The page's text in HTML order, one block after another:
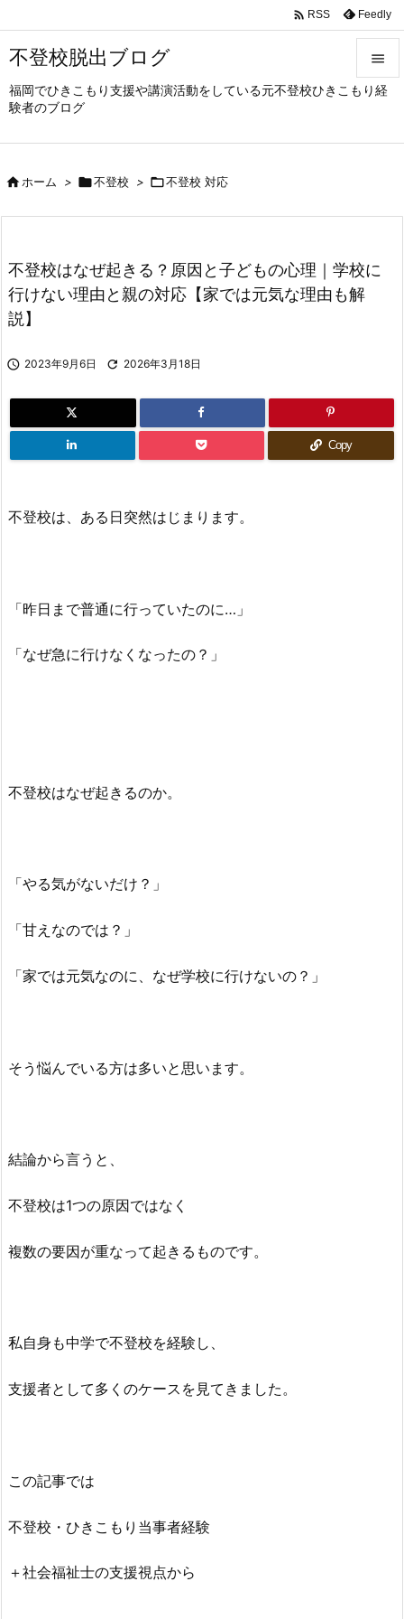
不登校脱出ブログ
福岡でひきこもり支援や講演活動をしている元不登校ひきこもり経
験者のブログ




 RSS Feedly
ホーム > 不登校 > 不登校 対応
不登校はなぜ起きる？原因と子どもの心理｜学校に
行けない理由と親の対応【家では元気な理由も解
説】
 2023年9月6日  2026年3月18日
Copy
不登校は、ある日突然はじまります。
「昨日まで普通に行っていたのに…」
「なぜ急に行けなくなったの？」
不登校はなぜ起きるのか。
「やる気がないだけ？」
「甘えなのでは？」
「家では元気なのに、なぜ学校に行けないの？」
そう悩んでいる方は多いと思います。
結論から言うと、
不登校は1つの原因ではなく
複数の要因が重なって起きるものです。
私自身も中学で不登校を経験し、
支援者として多くのケースを見てきました。
この記事では
不登校・ひきこもり当事者経験
＋社会福祉士の支援視点から